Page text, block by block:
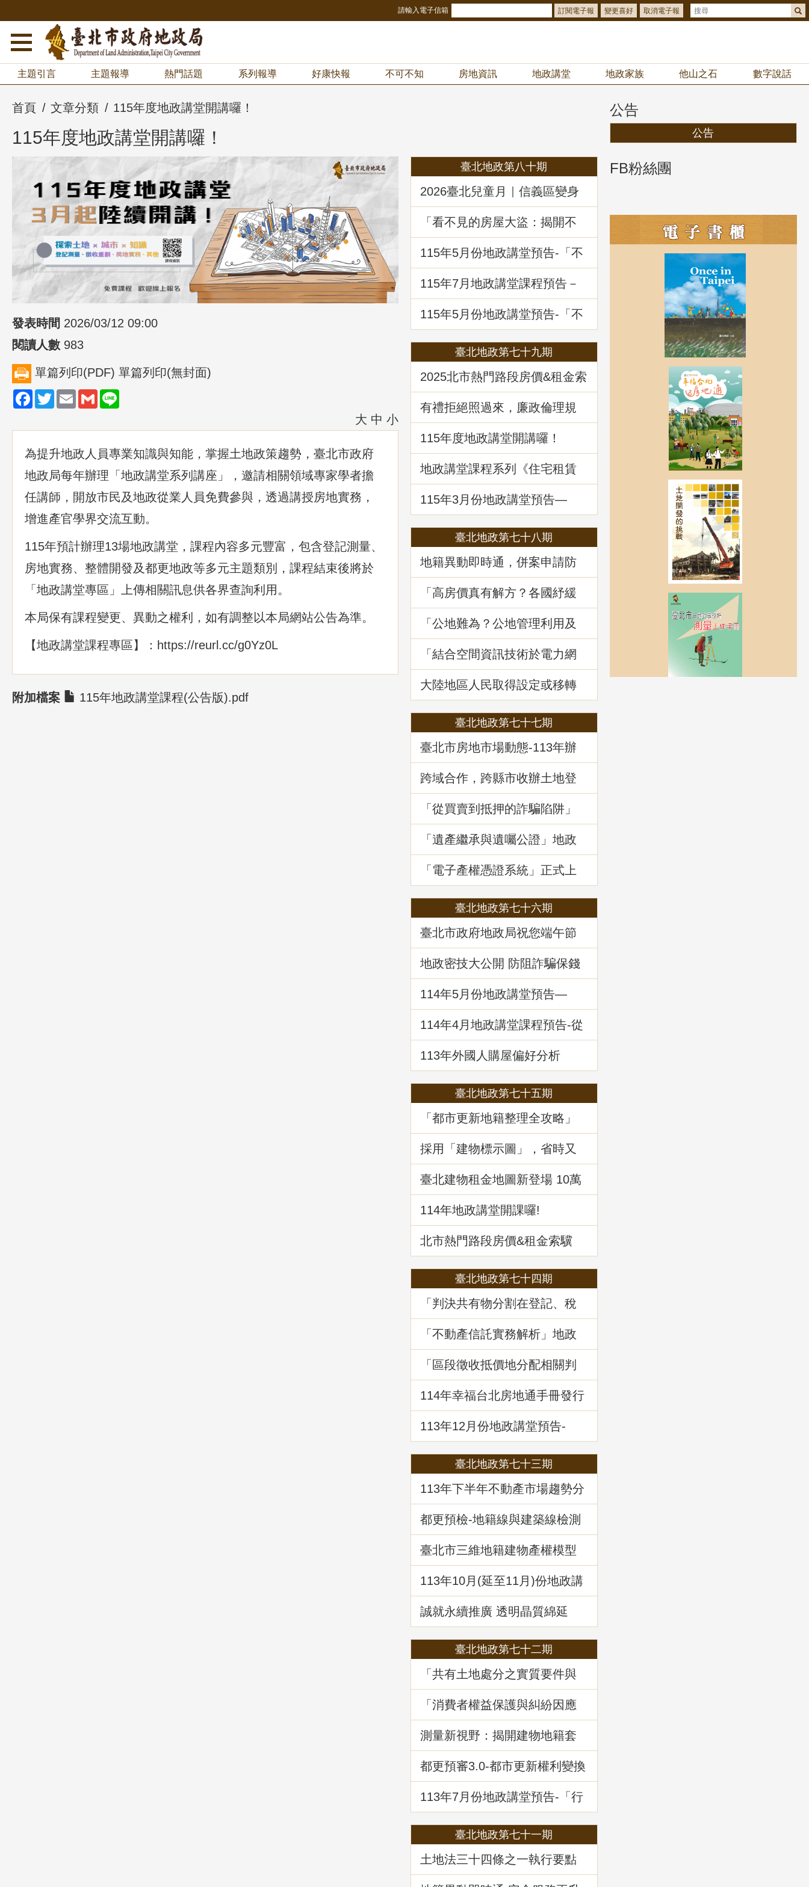
請輸入電子信箱 訂閱電子報 變更喜好 取消電子報
主題引言 主題報導 熱門話題 系列報導 好康快報 不可不知 房地資訊 地政講堂 地政家族 他山之石 數字說話
首頁 文章分類 115年度地政講堂開講囉！
115年度地政講堂開講囉！
發表時間 2026/03/12 09:00
閱讀人數 983
單篇列印(PDF) 單篇列印(無封面)
Facebook
TwitterEmailGmail
大 中 小
為提升地政人員專業知識與知能，掌握土地政策趨勢，臺北市政府
地政局每年辦理「 地政講堂系列講座 」，邀請相關領域專家學者擔
任講師，開放市民及地政從業人員免費參與，透過講授房地實務，
增進產官學界交流互動。
115年預計辦理13場地政講堂，課程內容多元豐富，包含登記測量、
房地實務、整體開發及都更地政等多元主題類別，課程結束後將於
「地政講堂專區」上傳相關訊息供各界查詢利用。
本局保有課程變更、異動之權利，如有調整以本局網站公告為準。
【地政講堂課程專區】： https://reurl.cc/g0Yz0L
附加檔案 115年地政講堂課程(公告版).pdf
臺北地政第八十期
2026臺北兒童月｜信義區變身
冒險樂園！地政局邀你解鎖
《Once in Taipei》拿好禮
「看不見的房屋大盜：揭開不
動產詐騙的五大陰謀」地政講
堂回顧
115年5月份地政講堂預告-「不
動產優先購買權實務暨相關問
題解析」
115年7月地政講堂課程預告－
土地法第三十四條之一多數決
處分共有土地爭議問題解析
115年5月份地政講堂預告-「不
動產市場分析、趨勢展望及政
臺北地政第七十九期
2025北市熱門路段房價&租金索
驥 買租資訊馬上懂
有禮拒絕照過來，廉政倫理規
範報你知
115年度地政講堂開講囉！
地政講堂課程系列《住宅租賃
法規與實務》回顧
115年3⽉份地政講堂預告—
「看不見的房屋大盜：揭開不
臺北地政第七十八期
地籍異動即時通，併案申請防
詐好輕鬆
「高房價真有解方？各國紓緩
居住負擔對策與臺灣房市前景
展望」地政講堂回顧
「公地難為？公地管理利用及
處分實務」地政講堂回顧
「結合空間資訊技術於電力網
韌性及西部海域離岸風力發電
選址風險分析」地政講堂回顧
大陸地區人民取得設定或移轉
不動產物權之許可及管理
臺北地政第七十七期
臺北市房地市場動態-113年辦
公及店面市場
跨域合作，跨縣市收辦土地登
記
「從買賣到抵押的詐騙陷阱」
地政講堂回顧
「遺產繼承與遺囑公證」地政
講堂回顧
「電子產權憑證系統」正式上
線1周年
臺北地政第七十六期
臺北市政府地政局祝您端午節
快樂！
地政密技大公開 防阻詐騙保錢
財
114年5⽉份地政講堂預告—
「都市更新法理與實務」
114年4月地政講堂課程預告-從
日本防災體系看台灣的減災與
建物更新重建
113年外國人購屋偏好分析
臺北地政第七十五期
「都市更新地籍整理全攻略」
地政講堂回顧
採用「建物標示圖」，省時又
省錢
臺北建物租金地圖新登場 10萬
筆資訊一起升級
114年地政講堂開課囉!
北市熱門路段房價&租金索驥
買租資訊蛇麼都有
臺北地政第七十四期
「判決共有物分割在登記、稅
務及估價之爭議問題」地政講
堂回顧
「不動產信託實務解析」地政
講堂回顧
「區段徵收抵價地分配相關判
決見解分析」地政講堂回顧
114年幸福台北房地通手冊發行
囉!歡迎免費索取!
113年12月份地政講堂預告-
「都市更新地籍整理全攻略」
臺北地政第七十三期
113年下半年不動產市場趨勢分
析
都更預檢-地籍線與建築線檢測
作業
臺北市三維地籍建物產權模型
現在進行式
113年10⽉(延至11月)份地政講
堂預告-「不動產信託實務解
析」
誠就永續推廣 透明晶質綿延
臺北地政第七十二期
「共有土地處分之實質要件與
程序要件－以土地法第34條之1
執行要點修正為中心」地政講
堂回顧
「消費者權益保護與糾紛因應
—消費爭議案例分享」地政講
堂回顧
測量新視野：揭開建物地籍套
繪資料的面紗
都更預審3.0-都市更新權利變換
登記預先審查制度
113年7月份地政講堂預告-「行
政救濟案件剖析-以若干土地測
臺北地政第七十一期
土地法三十四條之一執行要點
修正內容解析
公告
公告
FB粉絲團